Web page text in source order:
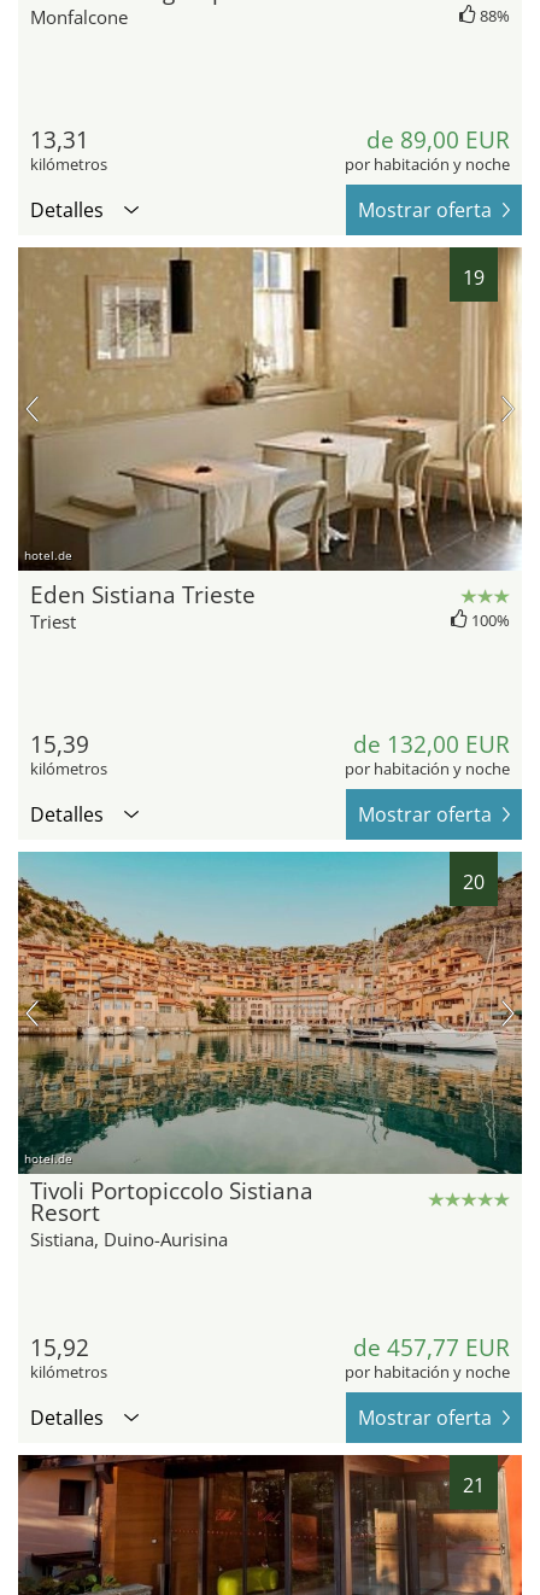
Monfalcone 88%
13,31
kilómetros
de 89,00 EUR
por habitación y noche
Detalles Mostrar oferta
19
hotel.de
Eden Sistiana Trieste
Triest 100%
15,39
kilómetros
de 132,00 EUR
por habitación y noche
Detalles Mostrar oferta
20
hotel.de
Tivoli Portopiccolo Sistiana
Resort
Sistiana, Duino-Aurisina
15,92
kilómetros
de 457,77 EUR
por habitación y noche
Detalles Mostrar oferta
21